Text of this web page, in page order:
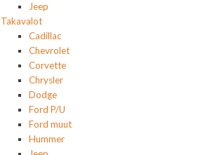
Jeep
Takavalot
Cadillac
Chevrolet
Corvette
Chrysler
Dodge
Ford P/U
Ford muut
Hummer